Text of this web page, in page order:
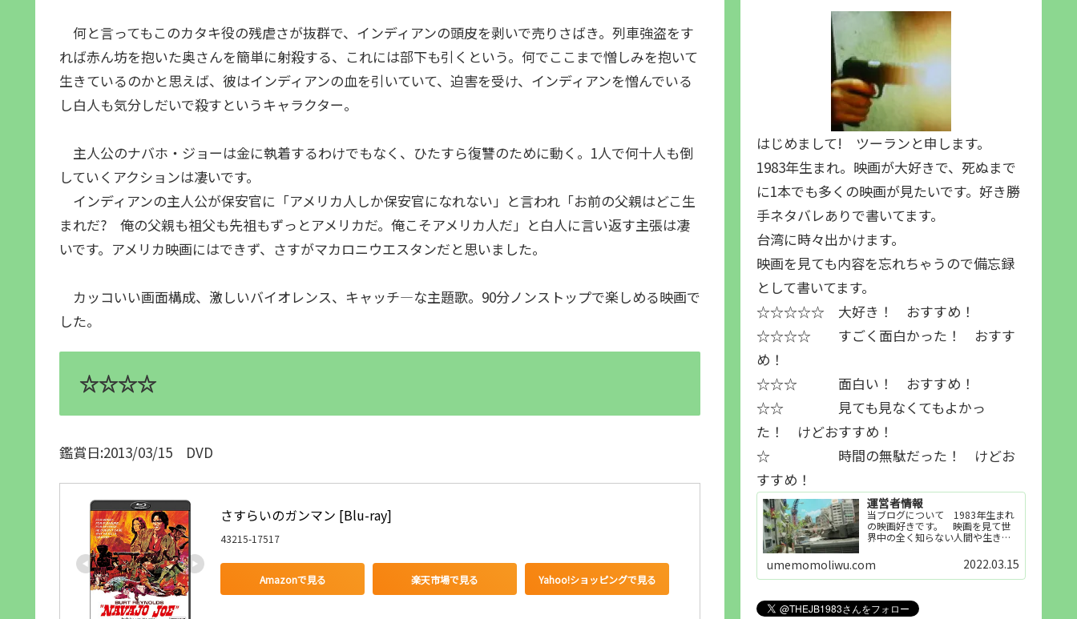
何と言ってもこのカタキ役の残虐さが抜群で、インディアンの頭皮を剥いで売りさばき。列車強盗をす
れば赤ん坊を抱いた奥さんを簡単に射殺する、これには部下も引くという。何でここまで憎しみを抱いて
生きているのかと思えば、彼はインディアンの血を引いていて、迫害を受け、インディアンを憎んでいる
し白人も気分しだいで殺すというキャラクター。
主人公のナバホ・ジョーは金に執着するわけでもなく、ひたすら復讐のために動く。1人で何十人も倒
していくアクションは凄いです。
インディアンの主人公が保安官に「アメリカ人しか保安官になれない」と言われ「お前の父親はどこ生
まれだ? 俺の父親も祖父も先祖もずっとアメリカだ。俺こそアメリカ人だ」と白人に言い返す主張は凄
いです。アメリカ映画にはできず、さすがマカロニウエスタンだと思いました。
カッコいい画面構成、激しいバイオレンス、キャッチ―な主題歌。90分ノンストップで楽しめる映画で
した。
☆☆☆☆
鑑賞日:2013/03/15 DVD
さすらいのガンマン [Blu-ray]
43215-17517
Amazonで見る 楽天市場で見る Yahoo!ショッピングで見る
はじめまして! ツーランと申します。
1983年生まれ。映画が大好きで、死ぬまで
に1本でも多くの映画が見たいです。好き勝
手ネタバレありで書いてます。
台湾に時々出かけます。
映画を見ても内容を忘れちゃうので備忘録
として書いてます。
☆☆☆☆☆ 大好き！ おすすめ！
☆☆☆☆ すごく面白かった！ おすす
め！
☆☆☆ 面白い！ おすすめ！
☆☆ 見ても見なくてもよかっ
た！ けどおすすめ！
☆ 時間の無駄だった！ けどお
すすめ！
運営者情報
当ブログについて 1983年生まれ
の映画好きです。 映画を見て世
界中の全く知らない人間や生き物
世界知らない世界に触れることが
好きで映画を見てます。「映画を
見られれば幸福度を高い」とわか
umemomoliwu.com 2022.03.15